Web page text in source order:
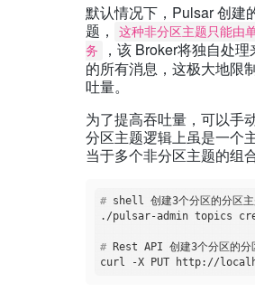
默认情况下，Pulsar 创建
题，
这种非分区主题只能由
务
，该 Broker将独自处
的所有消息，这极大地限
吐量。
为了提高吞吐量，可以手
分区主题逻辑上虽是一个
当于多个非分区主题的组合
# shell 创建3个分区的分区主
# Rest API 创建3个分